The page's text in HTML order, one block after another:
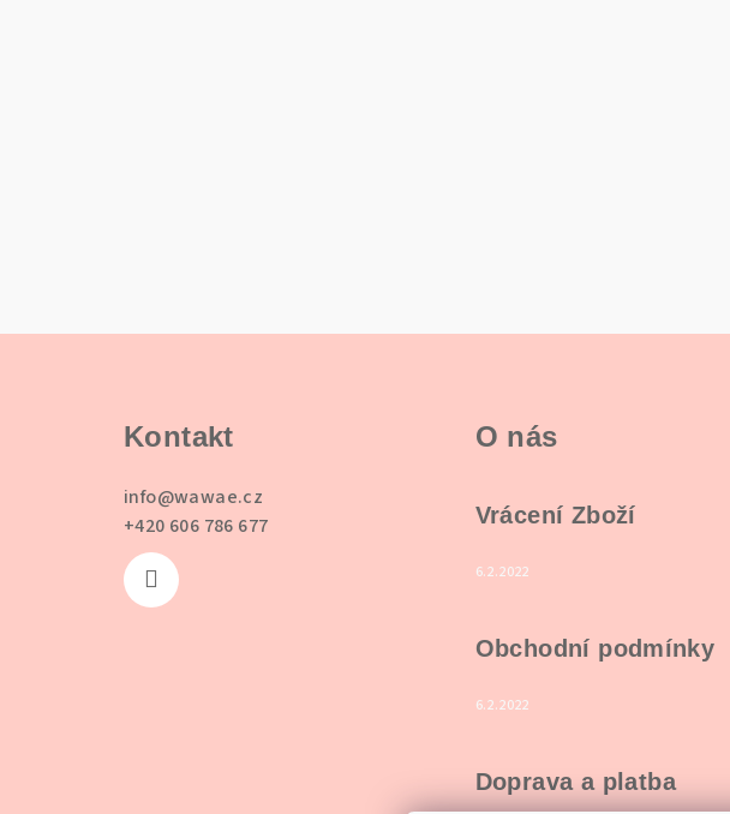
Kontakt
info@wawae.cz
+420 606 786 677
O nás
Vrácení Zboží
6.2.2022
Obchodní podmínky
6.2.2022
Doprava a platba